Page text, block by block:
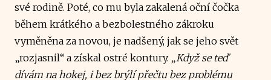
své rodině. Poté, co mu byla zakalená oční čočka
během krátkého a bezbolestného zákroku
vyměněna za novou, je nadšený, jak se jeho svět
„rozjasnil“ a získal ostré kontury. „Když se teď
dívám na hokej, i bez brýlí přečtu bez problému